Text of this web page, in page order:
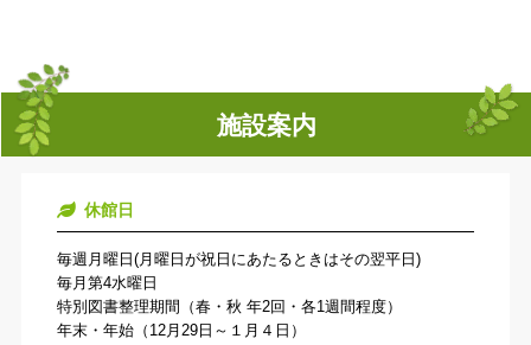
施設案内
休館日
毎週月曜日(月曜日が祝日にあたるときはその翌平日)
毎月第4水曜日
特別図書整理期間（春・秋 年2回・各1週間程度）
年末・年始（12月29日～１月４日）